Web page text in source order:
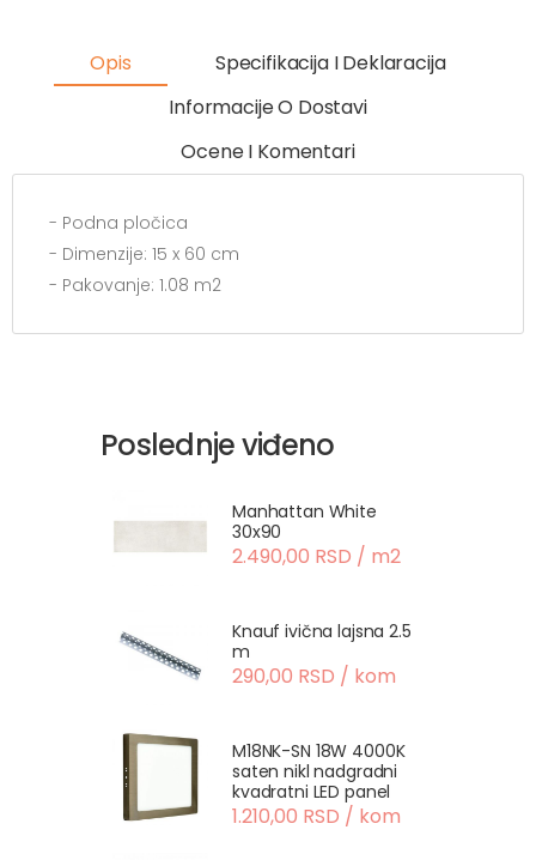
Opis
Specifikacija I Deklaracija
Informacije O Dostavi
Ocene I Komentari
- Podna pločica
- Dimenzije: 15 x 60 cm
- Pakovanje: 1.08 m2
Poslednje viđeno
Manhattan White
30x90
2.490,00 RSD / m2
Knauf ivična lajsna 2.5
m
290,00 RSD / kom
M18NK-SN 18W 4000K
saten nikl nadgradni
kvadratni LED panel
1.210,00 RSD / kom